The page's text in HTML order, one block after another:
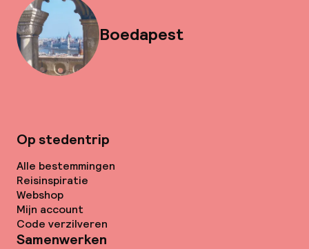
Boedapest
Op stedentrip
Alle bestemmingen
Reisinspiratie
Webshop
Mijn account
Code verzilveren
Samenwerken